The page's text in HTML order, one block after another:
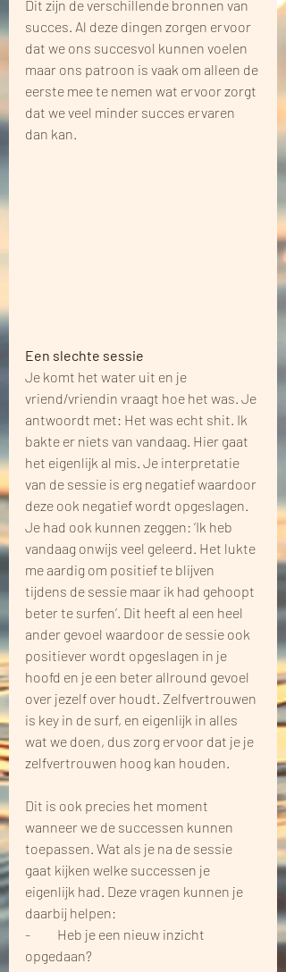
Dit zijn de verschillende bronnen van
succes. Al deze dingen zorgen ervoor
dat we ons succesvol kunnen voelen
maar ons patroon is vaak om alleen de
eerste mee te nemen wat ervoor zorgt
dat we veel minder succes ervaren
dan kan.
Een slechte sessie
Je komt het water uit en je
vriend/vriendin vraagt hoe het was. Je
antwoordt met: Het was echt shit. Ik
bakte er niets van vandaag. Hier gaat
het eigenlijk al mis. Je interpretatie
van de sessie is erg negatief waardoor
deze ook negatief wordt opgeslagen.
Je had ook kunnen zeggen: ‘Ik heb
vandaag onwijs veel geleerd. Het lukte
me aardig om positief te blijven
tijdens de sessie maar ik had gehoopt
beter te surfen’. Dit heeft al een heel
ander gevoel waardoor de sessie ook
positiever wordt opgeslagen in je
hoofd en je een beter allround gevoel
over jezelf over houdt. Zelfvertrouwen
is key in de surf, en eigenlijk in alles
wat we doen, dus zorg ervoor dat je je
zelfvertrouwen hoog kan houden.
Dit is ook precies het moment
wanneer we de successen kunnen
toepassen. Wat als je na de sessie
gaat kijken welke successen je
eigenlijk had. Deze vragen kunnen je
daarbij helpen:
-          Heb je een nieuw inzicht
opgedaan?